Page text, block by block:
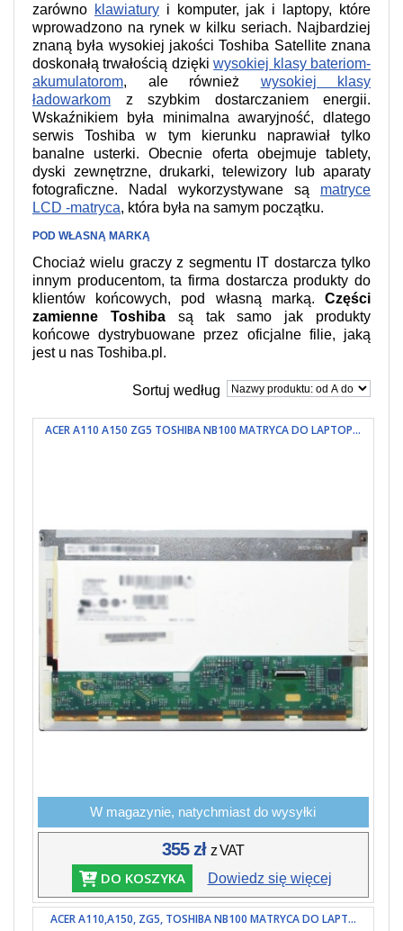
zarówno klawiaturyi komputer, jak i laptopy, które
wprowadzono na rynek w kilku seriach. Najbardziej
znaną była wysokiej jakości Toshiba Satellite znana
doskonałą trwałością dziękiwysokiej klasy bateriom-
akumulatorom, ale również wysokiej klasy
ładowarkom z szybkim dostarczaniem energii.
Wskaźnikiem była minimalna awaryjność, dlatego
serwis Toshiba w tym kierunku naprawiał tylko
banalne usterki. Obecnie oferta obejmuje tablety,
dyski zewnętrzne, drukarki, telewizory lub aparaty
fotograficzne. Nadal wykorzystywane są matryce
LCD -matryca, która była na samym początku.
POD WŁASNĄ MARKĄ
Chociaż wielu graczy z segmentu IT dostarcza tylko
innym producentom, ta firma dostarcza produkty do
klientów końcowych, pod własną marką. Części
zamienne Toshibasą tak samo jak produkty
końcowe dystrybuowane przez oficjalne filie, jaką
jest u nas Toshiba.pl.
Sortuj według
ACER A110 A150 ZG5 TOSHIBA NB100 MATRYCA DO LAPTOP...
W magazynie, natychmiast do wysyłki
355 złz VAT
DO KOSZYKA Dowiedz się więcej
ACER A110,A150, ZG5, TOSHIBA NB100 MATRYCA DO LAPT...